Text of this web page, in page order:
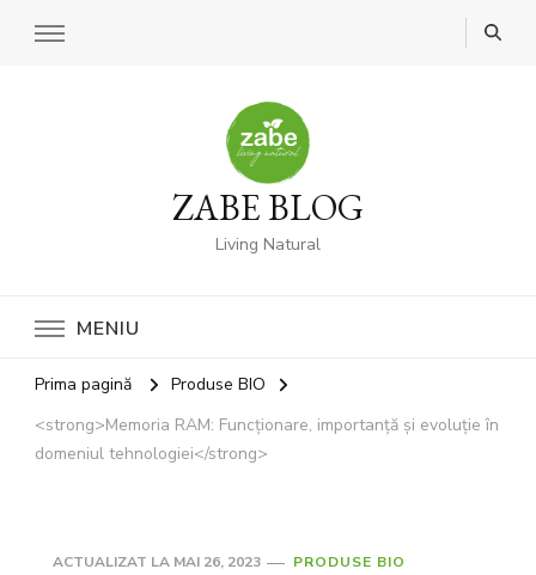
ZABE BLOG
Living Natural
MENIU
Prima pagină
Produse BIO
<strong>Memoria RAM: Funcționare, importanță și evoluție în
domeniul tehnologiei</strong>
ACTUALIZAT LA MAI 26, 2023 PRODUSE BIO